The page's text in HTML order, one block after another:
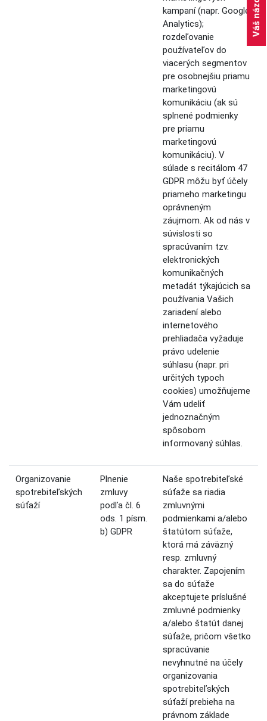
kampaní (napr. Google
Analytics);
rozdeľovanie
používateľov do
viacerých segmentov
pre osobnejšiu priamu
marketingovú
komunikáciu (ak sú
splnené podmienky
pre priamu
marketingovú
komunikáciu). V
súlade s recitálom 47
GDPR môžu byť účely
priameho marketingu
oprávneným
záujmom. Ak od nás v
súvislosti so
spracúvaním tzv.
elektronických
komunikačných
metadát týkajúcich sa
používania Vašich
zariadení alebo
internetového
prehliadača vyžaduje
právo udelenie
súhlasu (napr. pri
určitých typoch
cookies) umožňujeme
Vám udeliť
jednoznačným
spôsobom
informovaný súhlas.
Organizovanie
spotrebiteľských
súťaží
Plnenie
zmluvy
podľa čl. 6
ods. 1 písm.
b) GDPR
Naše spotrebiteľské
súťaže sa riadia
zmluvnými
podmienkami a/alebo
štatútom súťaže,
ktorá má záväzný
resp. zmluvný
charakter. Zapojením
sa do súťaže
akceptujete príslušné
zmluvné podmienky
a/alebo štatút danej
súťaže, pričom všetko
spracúvanie
nevyhnutné na účely
organizovania
spotrebiteľských
súťaží prebieha na
právnom základe
Váš názor